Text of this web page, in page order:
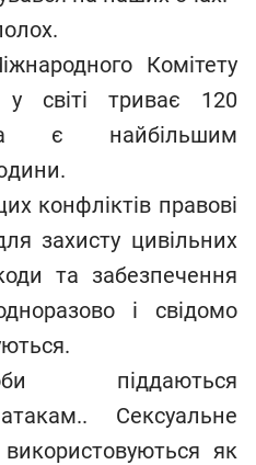
Комітету
у світі триває 120
є найбільшим
конфліктів правові
захисту цивільних
та забезпечення
і свідомо
піддаються
Сексуальне
як